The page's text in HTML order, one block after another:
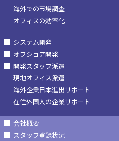
海外での市場調査
オフィスの効率化
システム開発
オフショア開発
開発スタッフ派遣
現地オフィス派遣
海外企業日本進出サポート
在住外国人の企業サポート
会社概要
スタッフ登録状況